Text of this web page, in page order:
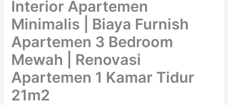
Interior Apartemen
Minimalis | Biaya Furnish
Apartemen 3 Bedroom
Mewah | Renovasi
Apartemen 1 Kamar Tidur
21m2